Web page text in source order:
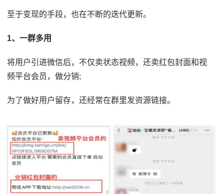
至于变现的手段，也在不断的迭代更新。
1、一群多用
将用户引进微信后，不仅卖状态视频，还卖红包封面和视
频平台会员，做分销;
为了做好用户留存，还经常在群里发资源链接。